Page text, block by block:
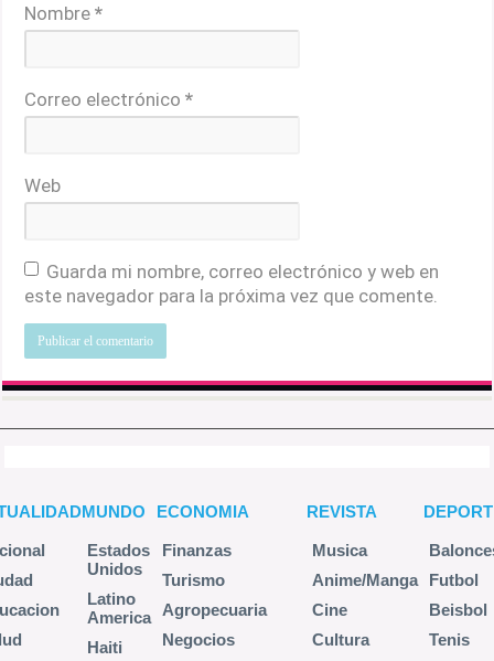
Nombre*
Correo electrónico*
Web
Guarda mi nombre, correo electrónico y web en
este navegador para la próxima vez que comente.
MUNDO
Estados
Unidos
Latino
America
Haiti
ECONOMIA
Finanzas
Turismo
Agropecuaria
Negocios
REVISTA
Musica
Anime/Manga
Cine
Cultura
Futbol
Beisbol
Tenis